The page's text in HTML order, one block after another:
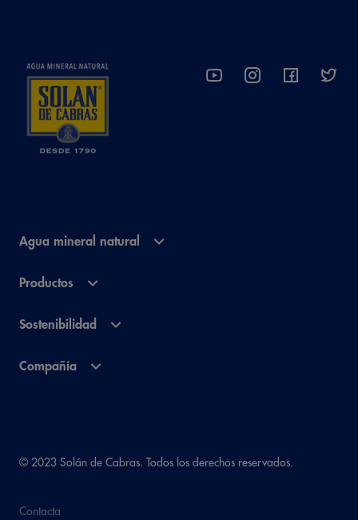
Agua mineral natural
Productos
Sostenibilidad
Compañía
© 2023 Solán de Cabras. Todos los derechos reservados.
Contacta